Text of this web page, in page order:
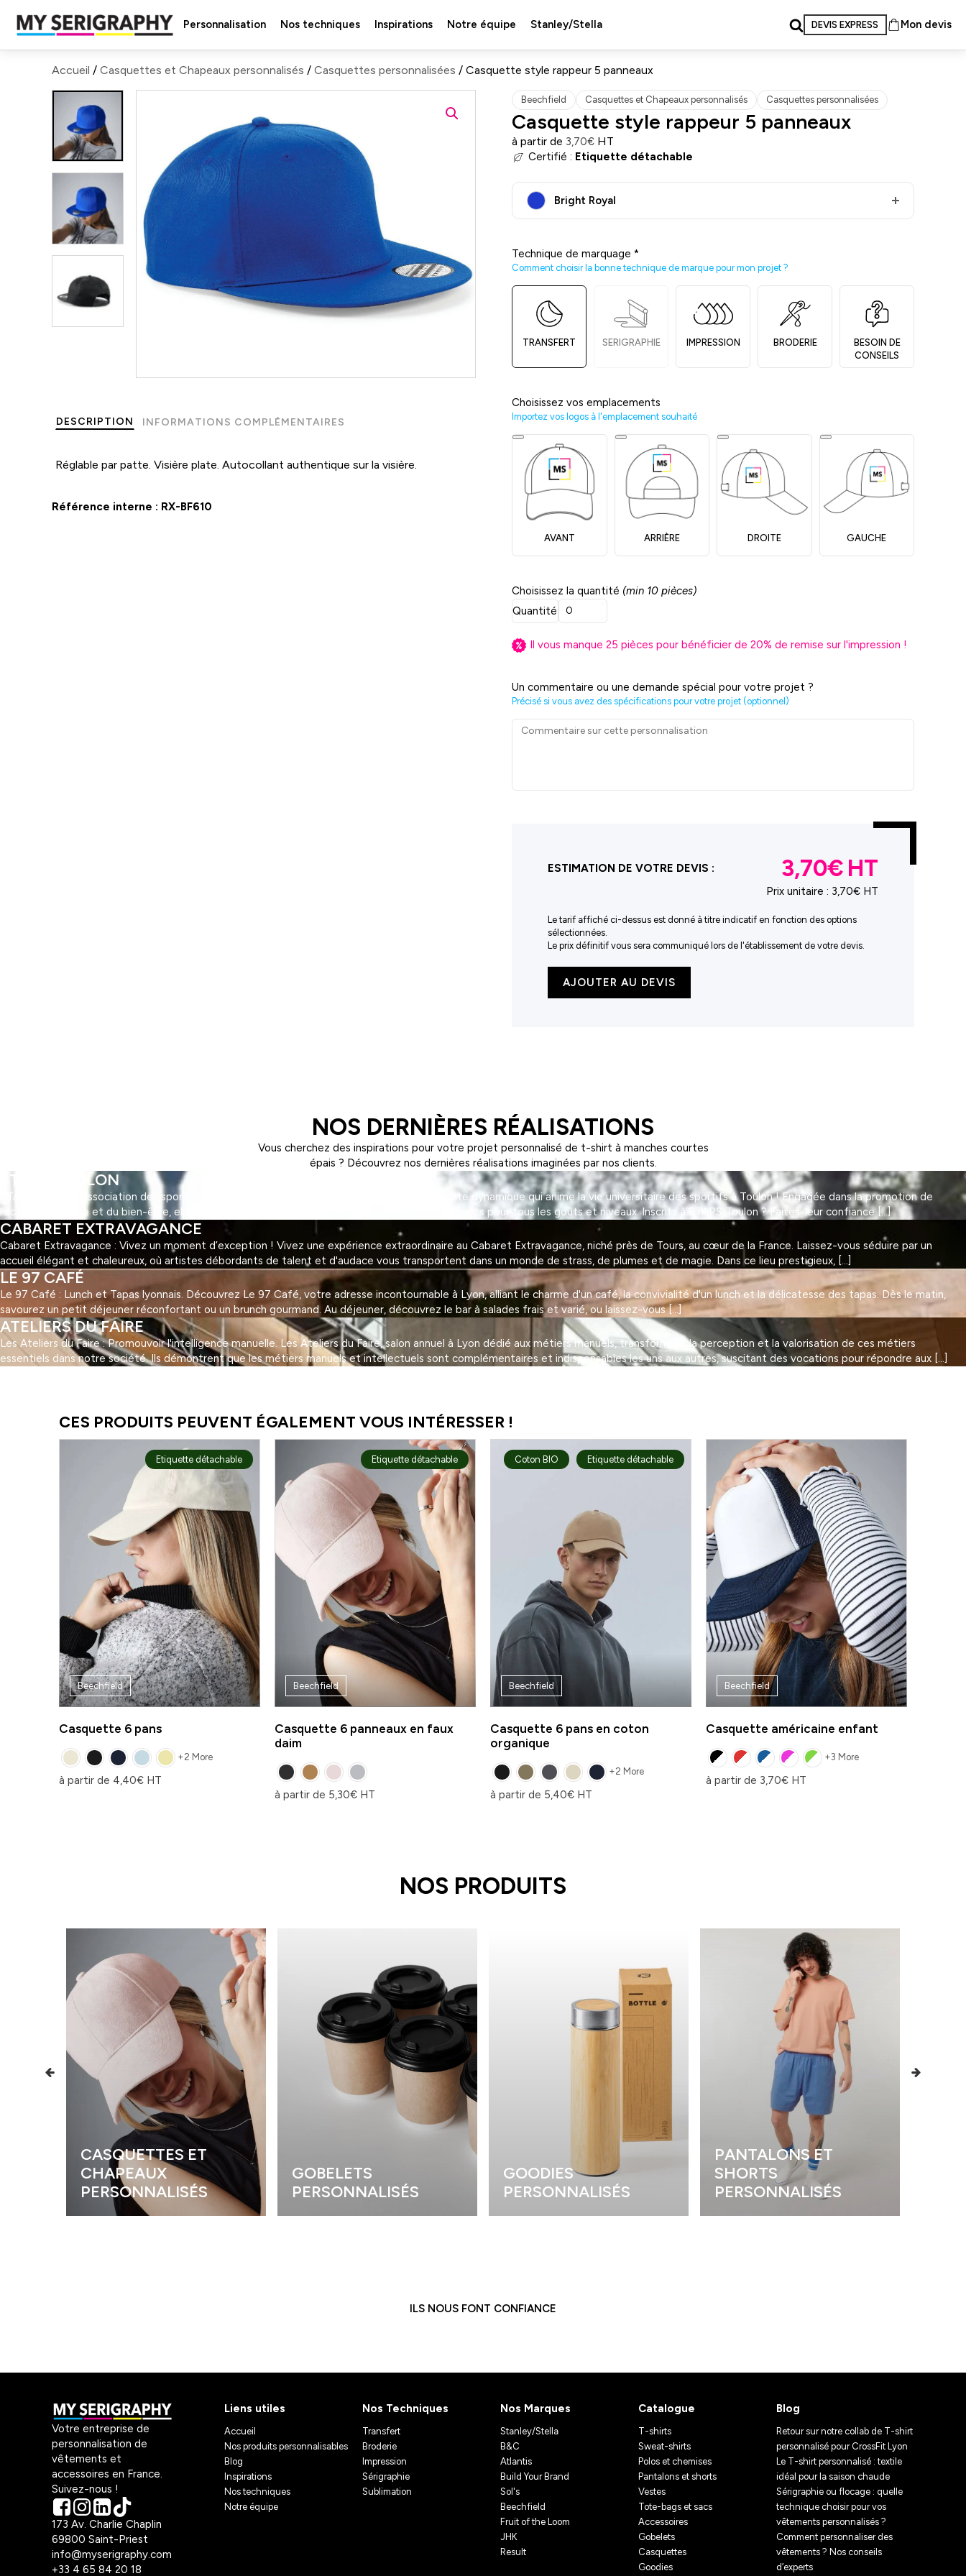
Personnalisation Nos techniques Inspirations Notre équipe Stanley/Stella DEVIS EXPRESS Mon devis
Accueil / Casquettes et Chapeaux personnalisés / Casquettes personnalisées / Casquette style rappeur 5 panneaux
DESCRIPTION INFORMATIONS COMPLÉMENTAIRES
Réglable par patte. Visière plate. Autocollant authentique sur la visière.
Référence interne : RX-BF610
Beechfield Casquettes et Chapeaux personnalisés Casquettes personnalisées
Casquette style rappeur 5 panneaux
à partir de 3,70€ HT
Certifié : Etiquette détachable
Bright Royal
Technique de marquage *
Comment choisir la bonne technique de marque pour mon projet ?
TRANSFERT SERIGRAPHIE IMPRESSION BRODERIE
BESOIN DE
CONSEILS
Choisissez vos emplacements
Importez vos logos à l'emplacement souhaité
AVANT ARRIÈRE DROITE GAUCHE
Choisissez la quantité (min 10 pièces)
Quantité
Il vous manque 25 pièces pour bénéficier de 20% de remise sur l'impression !
Un commentaire ou une demande spécial pour votre projet ?
Précisé si vous avez des spécifications pour votre projet (optionnel)
ESTIMATION DE VOTRE DEVIS : 3,70€
Prix unitaire : 3,70€ HT
Le tarif affiché ci-dessus est donné à titre indicatif en fonction des options
sélectionnées.
Le prix définitif vous sera communiqué lors de l'établissement de votre devis.
quantité
AJOUTER AU DEVIS
NOS DERNIÈRES RÉALISATIONS
Vous cherchez des inspirations pour votre projet personnalisé de t-shirt à manches courtes
épais ? Découvrez nos dernières réalisations imaginées par nos clients.
STAPS TOULON
STAPS Toulon : l'association des sportifs ! Découvrez STAPS Toulon, une association étudiante dynamique qui anime la vie universitaire des sportifs à Toulon ! Engagée dans la promotion de
l'activité physique et du bien-être, elle offre une multitude d'activités sportives et d'événements pour tous les goûts et niveaux. Inscrits à STAPS Toulon ? Faites-leur confiance […]
CABARET EXTRAVAGANCE
Cabaret Extravagance : Vivez un moment d’exception ! Vivez une expérience extraordinaire au Cabaret Extravagance, niché près de Tours, au cœur de la France. Laissez-vous séduire par un
accueil élégant et chaleureux, où artistes débordants de talent et d'audace vous transportent dans un monde de strass, de plumes et de magie. Dans ce lieu prestigieux, […]
LE 97 CAFÉ
Le 97 Café : Lunch et Tapas lyonnais. Découvrez Le 97 Café, votre adresse incontournable à Lyon, alliant le charme d'un café, la convivialité d'un lunch et la délicatesse des tapas. Dès le matin,
savourez un petit déjeuner réconfortant ou un brunch gourmand. Au déjeuner, découvrez le bar à salades frais et varié, ou laissez-vous […]
ATELIERS DU FAIRE
Les Ateliers du Faire : Promouvoir l'intelligence manuelle. Les Ateliers du Faire, salon annuel à Lyon dédié aux métiers manuels, transforment la perception et la valorisation de ces métiers
essentiels dans notre société. Ils démontrent que les métiers manuels et intellectuels sont complémentaires et indispensables les uns aux autres, suscitant des vocations pour répondre aux […]
CES PRODUITS PEUVENT ÉGALEMENT VOUS INTÉRESSER !
Etiquette détachable
Beechfield
Casquette 6 pans
+2 More
à partir de 4,40€ HT
Etiquette détachable
Beechfield
Casquette 6 panneaux en faux
daim
à partir de 5,30€ HT
Coton BIO Etiquette détachable
Beechfield
Casquette 6 pans en coton
organique
+2 More
à partir de 5,40€ HT
Beechfield
Casquette américaine enfant
+3 More
à partir de 3,70€ HT
NOS PRODUITS
CASQUETTES ET
CHAPEAUX
PERSONNALISÉS
GOBELETS
PERSONNALISÉS
GOODIES
PERSONNALISÉS
PANTALONS ET
SHORTS
PERSONNALISÉS
ILS NOUS FONT CONFIANCE
Votre entreprise de
personnalisation de
vêtements et
accessoires en France.
Suivez-nous !
173 Av. Charlie Chaplin
69800 Saint-Priest
info@myserigraphy.com
+33 4 65 84 20 18
Liens utiles
Accueil
Nos produits personnalisables
Blog
Inspirations
Nos techniques
Notre équipe
Nos Techniques
Transfert
Broderie
Impression
Sérigraphie
Sublimation
Nos Marques
Stanley/Stella
B&C
Atlantis
Build Your Brand
Sol's
Beechfield
Fruit of the Loom
JHK
Result
Catalogue
T-shirts
Sweat-shirts
Polos et chemises
Pantalons et shorts
Vestes
Tote-bags et sacs
Accessoires
Gobelets
Casquettes
Goodies
Blog
Retour sur notre collab de T-shirt
personnalisé pour CrossFit Lyon
Le T-shirt personnalisé : textile
idéal pour la saison chaude
Sérigraphie ou flocage : quelle
technique choisir pour vos
vêtements personnalisés ?
Comment personnaliser des
vêtements ? Nos conseils
d’experts